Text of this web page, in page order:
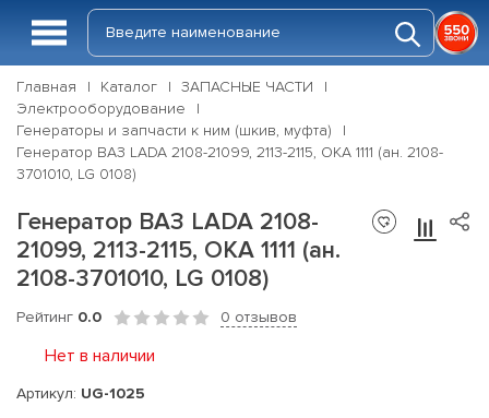
Главная Каталог
ЗАПАСНЫЕ ЧАСТИ
Электрооборудование
Генераторы и запчасти к ним (шкив, муфта)
Генератор ВАЗ LADA 2108-21099, 2113-2115, OKA 1111 (ан. 2108-
3701010, LG 0108)
Генератор ВАЗ LADA 2108-
21099, 2113-2115, OKA 1111 (ан.
2108-3701010, LG 0108)
Рейтинг 0.0 0 отзывов
Нет в наличии
Артикул: UG-1025